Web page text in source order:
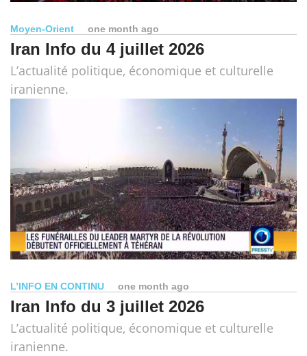
Moyen-Orient one month ago
Iran Info du 4 juillet 2026
L’actualité politique, économique et culturelle
iranienne.
L’INFO EN CONTINU one month ago
Iran Info du 3 juillet 2026
L’actualité politique, économique et culturelle
iranienne.